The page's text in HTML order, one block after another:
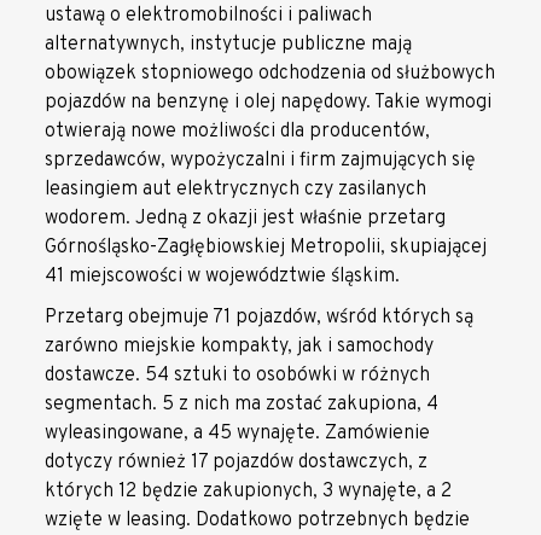
ustawą o elektromobilności i paliwach
alternatywnych, instytucje publiczne mają
obowiązek stopniowego odchodzenia od służbowych
pojazdów na benzynę i olej napędowy. Takie wymogi
otwierają nowe możliwości dla producentów,
sprzedawców, wypożyczalni i firm zajmujących się
leasingiem aut elektrycznych czy zasilanych
wodorem. Jedną z okazji jest właśnie przetarg
Górnośląsko-Zagłębiowskiej Metropolii, skupiającej
41 miejscowości w województwie śląskim.
Przetarg obejmuje 71 pojazdów, wśród których są
zarówno miejskie kompakty, jak i samochody
dostawcze. 54 sztuki to osobówki w różnych
segmentach. 5 z nich ma zostać zakupiona, 4
wyleasingowane, a 45 wynajęte. Zamówienie
dotyczy również 17 pojazdów dostawczych, z
których 12 będzie zakupionych, 3 wynajęte, a 2
wzięte w leasing. Dodatkowo potrzebnych będzie